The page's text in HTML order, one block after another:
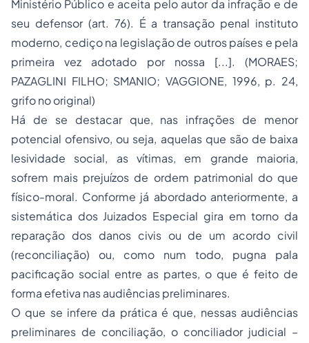
Ministério Público e aceita pelo autor da infração e de
seu defensor (art. 76). É a transação penal instituto
moderno, cediço na legislação de outros países e pela
primeira vez adotado por nossa [...]. (MORAES;
PAZAGLINI FILHO; SMANIO; VAGGIONE, 1996, p. 24,
grifo no original)
Há de se destacar que, nas infrações de menor
potencial ofensivo, ou seja, aquelas que são de baixa
lesividade social, as vítimas, em grande maioria,
sofrem mais prejuízos de ordem patrimonial do que
físico-moral. Conforme já abordado anteriormente, a
sistemática dos Juizados Especial gira em torno da
reparação dos danos civis ou de um acordo civil
(reconciliação) ou, como num todo, pugna pala
pacificação social entre as partes, o que é feito de
forma efetiva nas audiências preliminares.
O que se infere da prática é que, nessas audiências
preliminares de conciliação, o conciliador judicial –